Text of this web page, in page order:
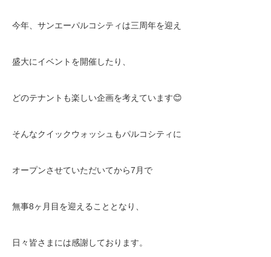
今年、サンエーパルコシティは三周年を迎え
盛大にイベントを開催したり、
どのテナントも楽しい企画を考えています😊
そんなクイックウォッシュもパルコシティに
オープンさせていただいてから7 月で
無事8ヶ月目を迎えることとなり、
日々皆さまには感謝しております。